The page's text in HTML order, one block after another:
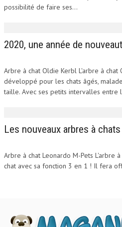
possibilité de faire ses...
2020, une année de
Arbre à chat Oldie Kerbl L'arbre à
développé pour les chats âgés,
taille. Avec ses petits intervalles entre
Les nouveaux arbres à
Arbre à chat Leonardo M-Pets L'arbre
chat avec sa fonction 3 en 1 ! Il fera